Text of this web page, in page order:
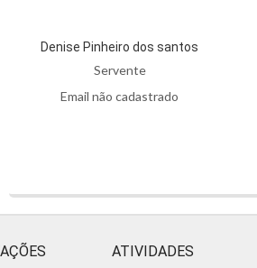
Denise Pinheiro dos santos
Servente
Email não cadastrado
ATIVIDADES